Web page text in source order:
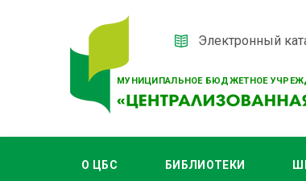
МУНИЦИПАЛЬНОЕ БЮДЖЕТНОЕ
Электронный
О ЦБС БИБЛИОТЕКИ